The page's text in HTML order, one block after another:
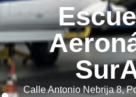
Calle Antonio Nebrija 8,